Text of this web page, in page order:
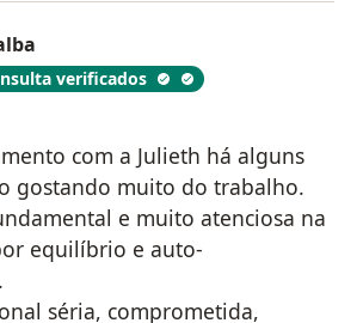
verificados
com a Julieth há alguns
gostando muito do trabalho.
e muito atenciosa na
equilíbrio e auto-
séria, comprometida,